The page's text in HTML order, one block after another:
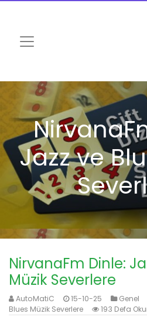
Jazz ve
NirvanaFm Dinle:
Müzik Severlere
AutoMatiC 15-10-25 Genel
Blues Müzik Severlere
193 Defa